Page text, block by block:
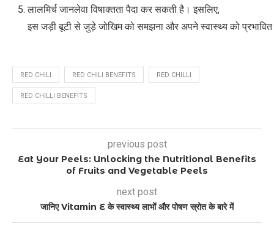
लालमिर्च जानलेवा विषाक्तता पैदा कर सकती है। इसलिए,
इस जड़ी बूटी से जुड़े जोखिम को समझना और अपने स्वास्थ्य को
RED CHILI RED CHILI BENEFITS RED CHILLI
RED CHILLI BENEFITS
previous post
Eat Your Peels: Unlocking the Nutritional Benefits
of Fruits and Vegetable Peels
next post
जानिए Vitamin E के स्वास्थ्य लाभों और पोषण स्रोत के बारे में